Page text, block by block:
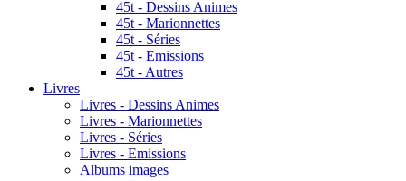
45t - Dessins Animes
45t - Marionnettes
45t - Séries
45t - Emissions
45t - Autres
Livres
Livres - Dessins Animes
Livres - Marionnettes
Livres - Séries
Livres - Emissions
Albums images